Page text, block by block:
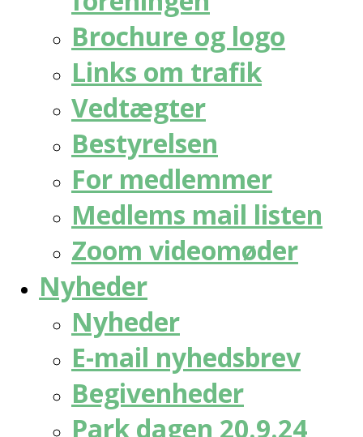
Brochure og logo
Links om trafik
Vedtægter
Bestyrelsen
For medlemmer
Medlems mail listen
Zoom videomøder
Nyheder
Nyheder
E-mail nyhedsbrev
Begivenheder
Park dagen 20.9.24